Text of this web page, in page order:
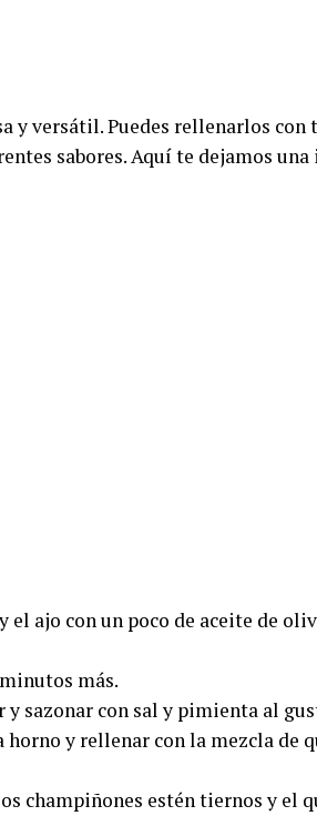
y versátil. Puedes rellenarlos con
sabores. Aquí te dejamos una
ajo con un poco de aceite de
más.
sazonar con sal y pimienta al
horno y rellenar con la mezcla de
champiñones estén tiernos y el